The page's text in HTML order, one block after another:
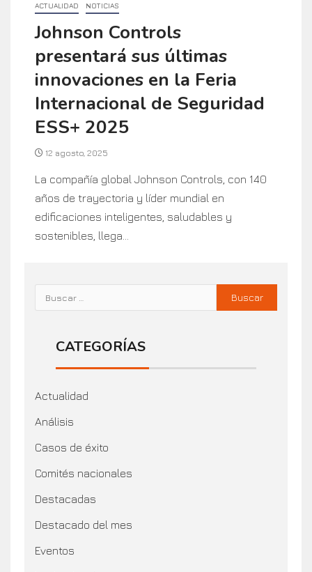
ACTUALIDAD NOTICIAS
Johnson Controls
presentará sus últimas
innovaciones en la Feria
Internacional de Seguridad
ESS+ 2025
12 agosto, 2025
La compañía global Johnson Controls, con 140
años de trayectoria y líder mundial en
edificaciones inteligentes, saludables y
sostenibles, llega...
CATEGORÍAS
Actualidad
Análisis
Casos de éxito
Comités nacionales
Destacadas
Destacado del mes
Eventos